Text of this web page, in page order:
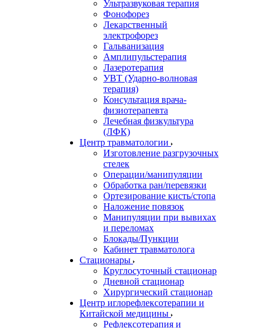
Ультразвуковая терапия
Фонофорез
Лекарственный
электрофорез
Гальванизация
Амплипульстерапия
Лазеротерапия
УВТ (Ударно-волновая
терапия)
Консультация врача-
физиотерапевта
Лечебная физкультура
(ЛФК)
Центр травматологии
Изготовление разгрузочных
стелек
Операции/манипуляции
Обработка ран/перевязки
Ортезирование кисть/стопа
Наложение повязок
Манипуляции при вывихах
и переломах
Блокады/Пункции
Кабинет травматолога
Стационары
Круглосуточный стационар
Дневной стационар
Хирургический стационар
Центр иглорефлексотерапии и
Китайской медицины
Рефлексотерапия и